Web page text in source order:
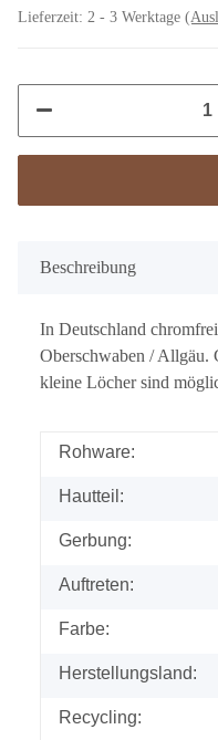
Lieferzeit: 2 - 3 Werktage
Beschreibung
In Deutschland
Oberschwaben / Allgäu.
kleine Löcher sind
Rohware:
Hautteil:
Gerbung:
Auftreten:
Farbe:
Herstellungsland:
Recycling: